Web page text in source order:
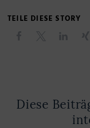
TEILE DIESE STORY
Diese